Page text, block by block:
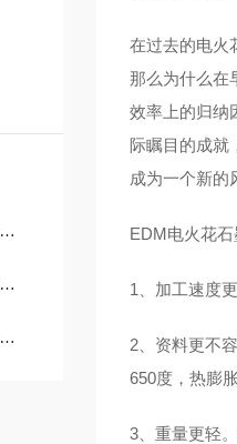
在过去的电火
那么为什么在
效率上的归纳
际瞩目的成就
成为一个新的
EDM电火花石
1、加工速度
2、资料更不
650度，热膨
3、重量更轻